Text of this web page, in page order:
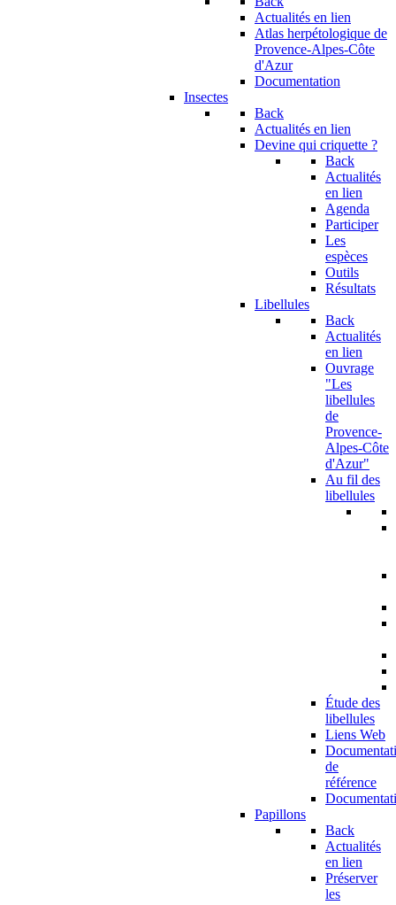
Actualités en lien
Atlas herpétologique de
Provence-Alpes-Côte
d'Azur
Documentation
Insectes
Back
Actualités en lien
Devine qui criquette ?
Back
Actualités
en lien
Agenda
Participer
Les
espèces
Outils
Résultats
Libellules
Back
Actualités
en lien
Ouvrage
"Les
libellules
de
Provence-
Alpes-Côte
d'Azur"
Au fil des
libellules
Étude des
libellules
Liens Web
de
référence
Papillons
Back
Actualités
en lien
Préserver
les